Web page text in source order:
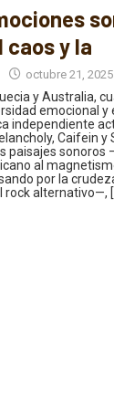
caos y la
octubre 21, 2025
y Australia,
emocional y
independiente
Caifein y
paisajes sonoros
al
por la
rock alternativo—,